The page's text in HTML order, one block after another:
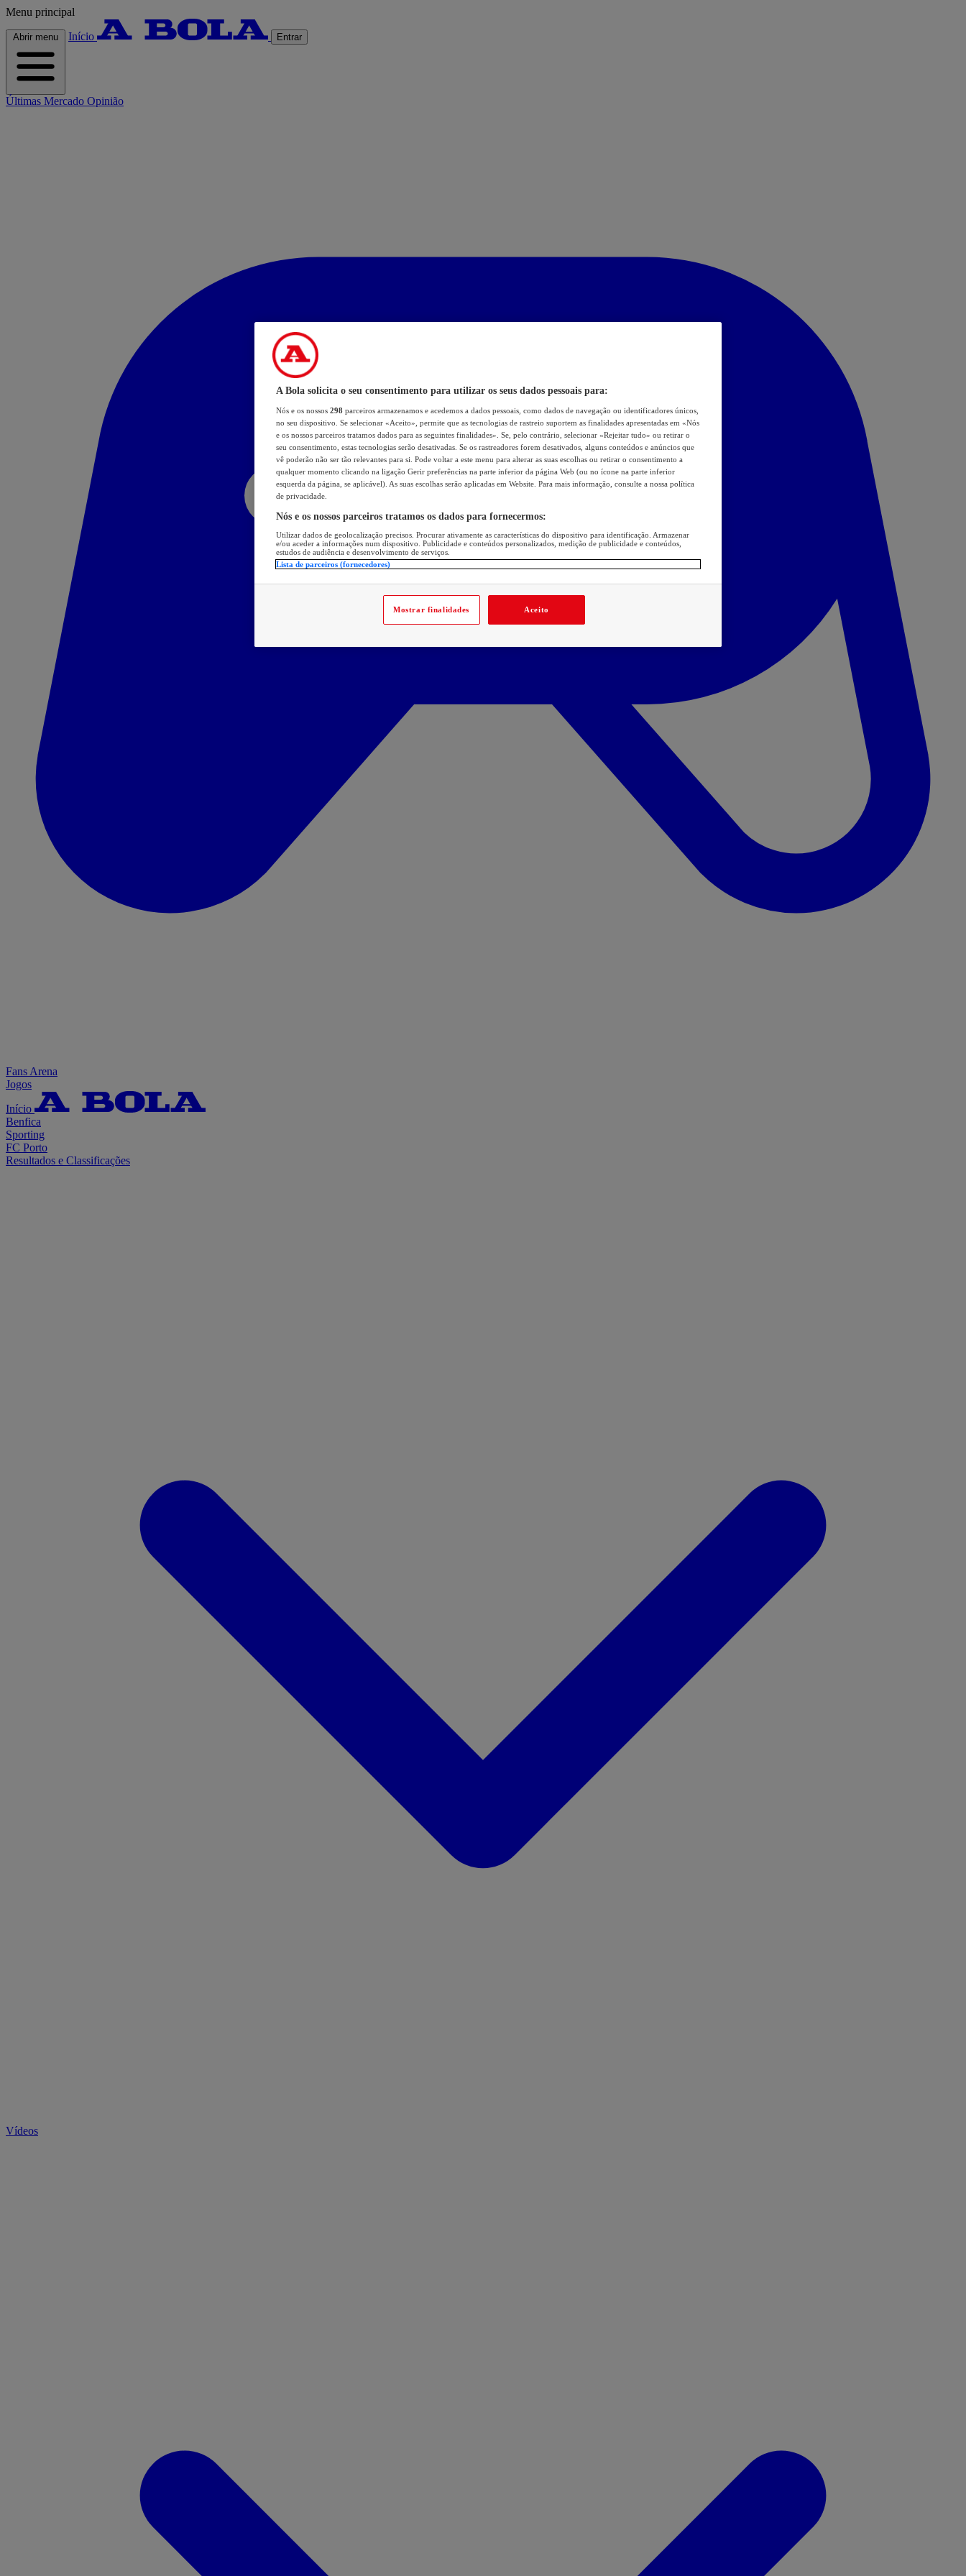
Menu principal
Abrir menu Início Entrar
Últimas Mercado Opinião
Fans Arena
Jogos
Início
Benfica
Sporting
FC Porto
Resultados e Classificações
Vídeos
A Bola solicita o seu consentimento para utilizar os seus dados pessoais para:
Nós e os nossos 298 parceiros armazenamos e acedemos a dados pessoais, como dados de navegação ou identificadores únicos,
no seu dispositivo. Se selecionar «Aceito», permite que as tecnologias de rastreio suportem as finalidades apresentadas em «Nós
e os nossos parceiros tratamos dados para as seguintes finalidades». Se, pelo contrário, selecionar «Rejeitar tudo» ou retirar o
seu consentimento, estas tecnologias serão desativadas. Se os rastreadores forem desativados, alguns conteúdos e anúncios que
vê poderão não ser tão relevantes para si. Pode voltar a este menu para alterar as suas escolhas ou retirar o consentimento a
qualquer momento clicando na ligação Gerir preferências na parte inferior da página Web (ou no ícone na parte inferior
esquerda da página, se aplicável). As suas escolhas serão aplicadas em Website. Para mais informação, consulte a nossa política
de privacidade.
Nós e os nossos parceiros tratamos os dados para fornecermos:
Utilizar dados de geolocalização precisos. Procurar ativamente as características do dispositivo para identificação. Armazenar
e/ou aceder a informações num dispositivo. Publicidade e conteúdos personalizados, medição de publicidade e conteúdos,
estudos de audiência e desenvolvimento de serviços.
Lista de parceiros (fornecedores)
Mostrar finalidades Aceito